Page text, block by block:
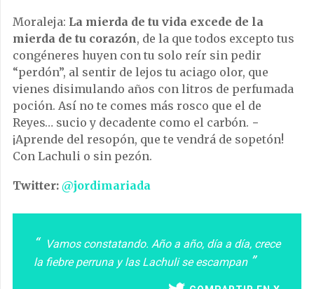
Moraleja: La mierda de tu vida excede de la
mierda de tu corazón, de la que todos excepto tus
congéneres huyen con tu solo reír sin pedir
“perdón”, al sentir de lejos tu aciago olor, que
vienes disimulando años con litros de perfumada
poción. Así no te comes más rosco que el de
Reyes… sucio y decadente como el carbón. −
¡Aprende del resopón, que te vendrá de sopetón!
Con Lachuli o sin pezón.
Twitter: @jordimariada
Vamos constatando. Año a año, día a día, crece
la fiebre perruna y las Lachuli se escampan